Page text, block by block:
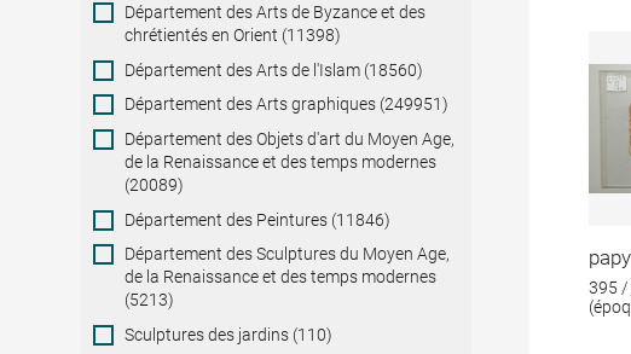
Département des Arts de Byzance et des
chrétientés en Orient (11398)
Département des Arts de l'Islam (18560)
Département des Arts graphiques (249951)
Département des Objets d'art du Moyen Age,
de la Renaissance et des temps modernes
(20089)
Département des Peintures (11846)
Département des Sculptures du Moyen Age,
de la Renaissance et des temps modernes
(5213)
Sculptures des jardins (110)
395 /